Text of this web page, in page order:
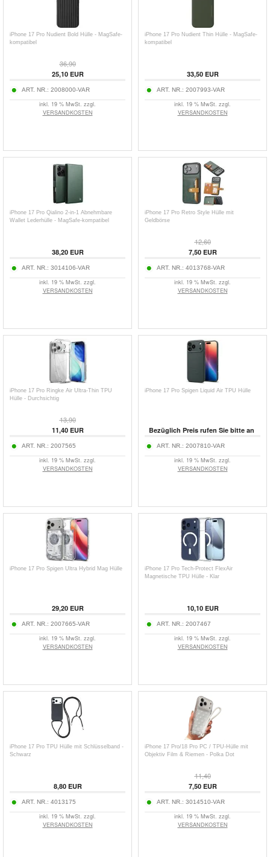
iPhone 17 Pro Nudient Bold Hülle - MagSafe-
kompatibel
36,90
25,10EUR
ART. NR.: 2008000-VAR
inkl. 19 % MwSt. zzgl.
VERSANDKOSTEN
iPhone 17 Pro Nudient Thin Hülle - MagSafe-
kompatibel
33,50EUR
ART. NR.: 2007993-VAR
inkl. 19 % MwSt. zzgl.
VERSANDKOSTEN
iPhone 17 Pro Qialino 2-in-1 Abnehmbare
Wallet Lederhülle - MagSafe-kompatibel
38,20EUR
ART. NR.: 3014106-VAR
inkl. 19 % MwSt. zzgl.
VERSANDKOSTEN
iPhone 17 Pro Retro Style Hülle mit
Geldbörse
12,60
7,50EUR
ART. NR.: 4013768-VAR
inkl. 19 % MwSt. zzgl.
VERSANDKOSTEN
iPhone 17 Pro Ringke Air Ultra-Thin TPU
Hülle - Durchsichtig
13,90
11,40EUR
ART. NR.: 2007565
inkl. 19 % MwSt. zzgl.
VERSANDKOSTEN
iPhone 17 Pro Spigen Liquid Air TPU Hülle
Bezüglich Preis rufen Sie bitte an
ART. NR.: 2007810-VAR
inkl. 19 % MwSt. zzgl.
VERSANDKOSTEN
iPhone 17 Pro Spigen Ultra Hybrid Mag Hülle
29,20EUR
ART. NR.: 2007665-VAR
inkl. 19 % MwSt. zzgl.
VERSANDKOSTEN
iPhone 17 Pro Tech-Protect FlexAir
Magnetische TPU Hülle - Klar
10,10EUR
ART. NR.: 2007467
inkl. 19 % MwSt. zzgl.
VERSANDKOSTEN
iPhone 17 Pro TPU Hülle mit Schlüsselband -
Schwarz
8,80EUR
ART. NR.: 4013175
inkl. 19 % MwSt. zzgl.
VERSANDKOSTEN
iPhone 17 Pro/18 Pro PC / TPU-Hülle mit
Objektiv Film & Riemen - Polka Dot
11,40
7,50EUR
ART. NR.: 3014510-VAR
inkl. 19 % MwSt. zzgl.
VERSANDKOSTEN